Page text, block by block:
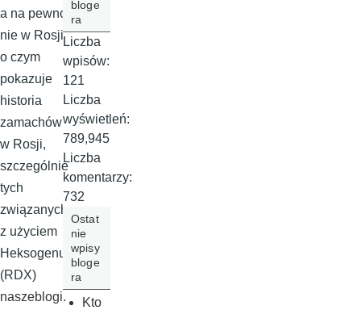
a na pewno
nie w Rosji
o czym
pokazuje
historia
zamachów
w Rosji,
szczególnie
tych
związanych
z użyciem
Heksogenu
(RDX)
naszeblogi.
bloge
ra
Liczba
wpisów:
121
Liczba
wyświetleń:
789,945
Liczba
komentarzy:
732
Ostat
nie
wpisy
bloge
ra
Kto